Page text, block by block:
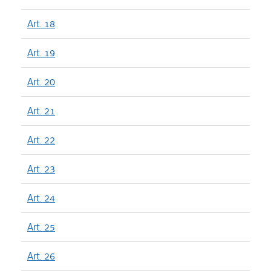
Art. 18
Art. 19
Art. 20
Art. 21
Art. 22
Art. 23
Art. 24
Art. 25
Art. 26